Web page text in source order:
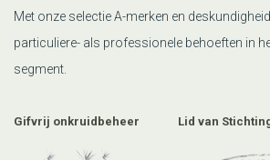
Met onze selectie A-merken en
particuliere- als professionele behoeften in
segment.
Gifvrij onkruidbeheer Lid van